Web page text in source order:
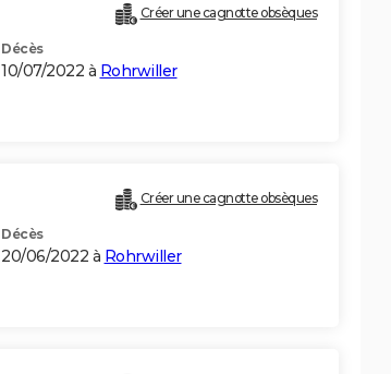
Créer une cagnotte obsèques
Décès
10/07/2022 à Rohrwiller
Créer une cagnotte obsèques
Décès
20/06/2022 à Rohrwiller